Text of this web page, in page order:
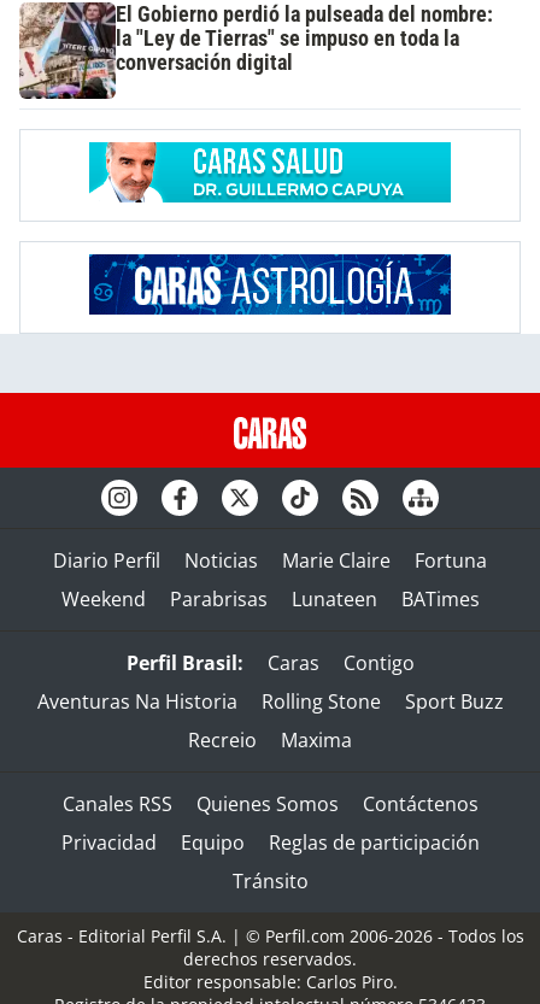
El Gobierno perdió la pulseada del nombre:
la "Ley de Tierras" se impuso en toda la
conversación digital
Diario Perfil Noticias Marie Claire
Fortuna
Weekend
Parabrisas Lunateen BATimes
Perfil Brasil: Caras
Contigo
Aventuras Na Historia
Rolling Stone
Sport Buzz
Recreio
Maxima
Canales RSS Quienes Somos
Contáctenos
Privacidad
Equipo
Reglas de participación
Tránsito
Caras - Editorial Perfil S.A. | © Perfil.com 2006-2026 - Todos los
derechos reservados.
Editor responsable: Carlos Piro.